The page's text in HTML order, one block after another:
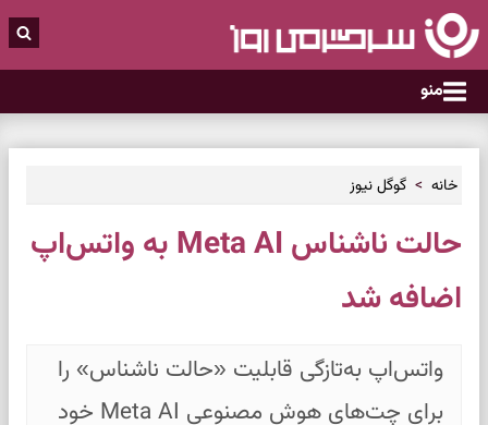
منو
خانه گوگل نیوز
حالت ناشناس Meta AI به واتس‌اپ
اضافه شد
واتس‌اپ به‌تازگی قابلیت «حالت ناشناس» را
برای چت‌های هوش مصنوعی Meta AI خود